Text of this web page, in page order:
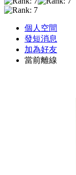
個人空間
發短消息
加為好友
當前離線